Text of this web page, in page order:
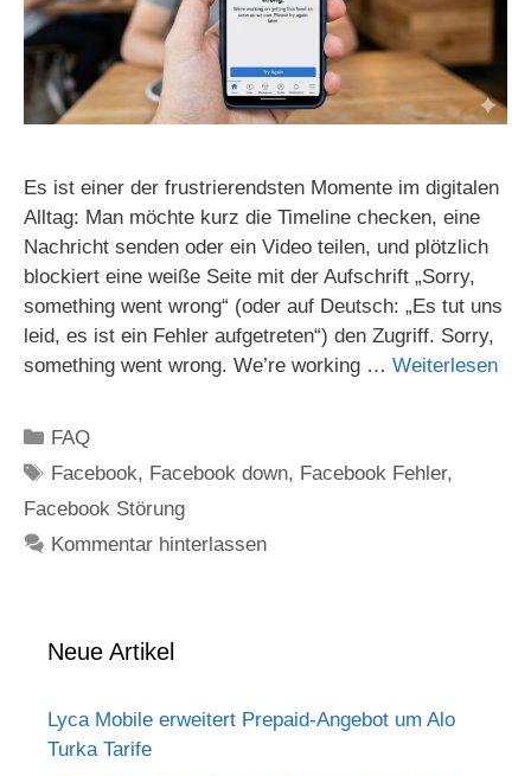
Es ist einer der frustrierendsten Momente im digitalen
Alltag: Man möchte kurz die Timeline checken, eine
Nachricht senden oder ein Video teilen, und plötzlich
blockiert eine weiße Seite mit der Aufschrift „Sorry,
something went wrong“ (oder auf Deutsch: „Es tut uns
leid, es ist ein Fehler aufgetreten“) den Zugriff. Sorry,
something went wrong. We’re working … Weiterlesen
Kategorien
FAQ
Schlagwörter
Facebook, Facebook down, Facebook Fehler,
Facebook Störung
Kommentar hinterlassen
Neue Artikel
Lyca Mobile erweitert Prepaid-Angebot um Alo
Turka Tarife